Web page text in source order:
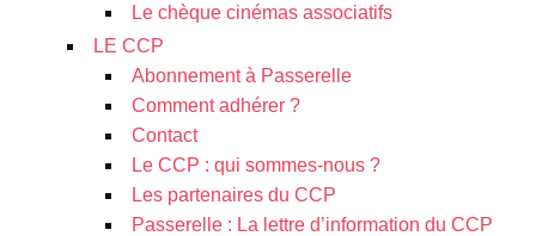
Le chèque cinémas associatifs
LE CCP
Abonnement à Passerelle
Comment adhérer ?
Contact
Le CCP : qui sommes-nous ?
Les partenaires du CCP
Passerelle : La lettre d’information du CCP